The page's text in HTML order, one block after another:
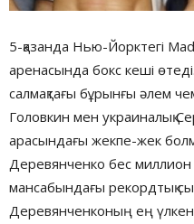
5-қазанда Нью-Йорктегі
аренасында бокс кеші
салмақтағы бұрынғы әлем
Головкин мен украиналық
арасындағы жекпе-жек
Деревянченко бес
мансабындағы рекордтық
Деревянченконың ең